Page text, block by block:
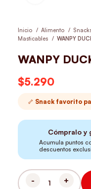
Inicio Alimento
Masticables
WANPY
WANPY
$5.290
🦴 Snack favorito
Cómpralo y
Acumula puntos
descuentos